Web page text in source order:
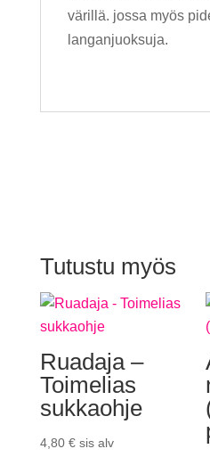
värillä. jossa myös
langanjuoksuja.
Tutustu myös
Ruadaja –
Toimelias
sukkaohje
4,80 € sis alv